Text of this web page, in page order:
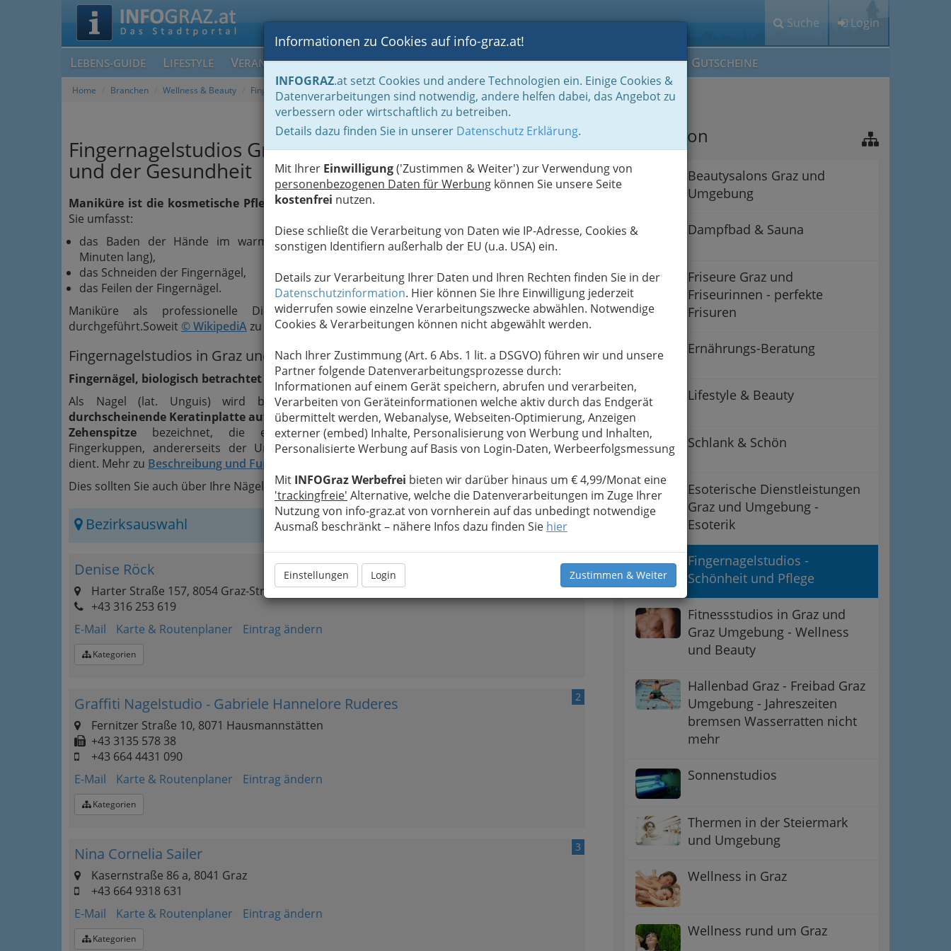
Suche Login
LEBENS-GUIDE LIFESTYLE VERANSTALTUNGEN BLOGS FOTOS GASTRONOMIE BRANCHEN MEIN IG GUTSCHEINE
Informationen zu Cookies auf info-graz.at!
INFOGRAZ.at setzt Cookies und andere Technologien ein. Einige Cookies &
Datenverarbeitungen sind notwendig, andere helfen dabei, das Angebot zu
verbessern oder wirtschaftlich zu betreiben.
Details dazu finden Sie in unserer Datenschutz Erklärung.
Mit Ihrer Einwilligung('Zustimmen & Weiter') zur Verwendung von
personenbezogenen Daten für Werbung können Sie unsere Seite
kostenfrei nutzen.
Diese schließt die Verarbeitung von Daten wie IP-Adresse, Cookies &
sonstigen Identifiern außerhalb der EU (u.a. USA) ein.
Details zur Verarbeitung Ihrer Daten und Ihren Rechten finden Sie in der
Datenschutzinformation. Hier können Sie Ihre Einwilligung jederzeit
widerrufen sowie einzelne Verarbeitungszwecke abwählen. Notwendige
Cookies & Verarbeitungen können nicht abgewählt werden.
Nach Ihrer Zustimmung (Art. 6 Abs. 1 lit. a DSGVO) führen wir und unsere
Partner folgende Datenverarbeitungsprozesse durch:
Informationen auf einem Gerät speichern, abrufen und verarbeiten,
Verarbeiten von Geräteinformationen welche aktiv durch das Endgerät
übermittelt werden, Webanalyse, Webseiten-Optimierung, Anzeigen
externer (embed) Inhalte, Personalisierung von Werbung und Inhalten,
Personalisierte Werbung auf Basis von Login-Daten, Werbeerfolgsmessung
Mit INFOGraz Werbefrei bieten wir darüber hinaus um € 4,99/Monat eine
'trackingfreie' Alternative, welche die Datenverarbeitungen im Zuge Ihrer
Nutzung von info-graz.at von vornherein auf das unbedingt notwendige
Ausmaß beschränkt – nähere Infos dazu finden Sie hier
Einstellungen Login Zustimmen & Weiter
Home Branchen Wellness & Beauty Fingernagelstudios - Schönheit und Pflege
Fingernagelstudios Graz - Fingernägel, Spiegel der Seele
und der Gesundheit
Maniküre ist die kosmetische Pflege und Behandlung der Hände
Sie umfasst:
das Baden der Hände im warmen Seifenwasser (drei bis fünf
Minuten lang),
das Schneiden der Fingernägel,
das Feilen der Fingernägel.
Maniküre als professionelle Dienstleistung wird zum Beispiel in Kosmetikstudios
durchgeführt.Soweit © WikipediAzu dem Thema.
Fingernagelstudios in Graz und Umgebung bieten aber weit mehr!
Fingernägel, biologisch betrachtet
Als Nagel (lat. Unguis) wird bei Primateneine gewölbte,
durchscheinende Keratinplatte auf der Oberseite der Finger- oder
Zehenspitze bezeichnet, die einerseits dem Schutz der
Fingerkuppen, andererseits der Unterstützung der Greiffunktion
dient. Mehr zu Beschreibung und Funktion der Fingernägel
Dies sollten Sie auch über Ihre Nägel wissen: Fingernägel,Spiegel der Seele und der Gesundheit!
Bezirksauswahl Alle Bezirke
1
Denise Röck
Harter Straße 157, 8054 Graz-Straßgang
+43 316 253 619
E-Mail
Karte & Routenplaner Eintrag ändern
Kategorien
2
Graffiti Nagelstudio - Gabriele Hannelore Ruderes
Fernitzer Straße 10, 8071 Hausmannstätten
+43 3135 578 38
+43 664 4431 090
E-Mail
Karte & Routenplaner Eintrag ändern
Kategorien
3
Nina Cornelia Sailer
Kasernstraße 86 a, 8041 Graz
+43 664 9318 631
E-Mail
Karte & Routenplaner Eintrag ändern
Kategorien
Navigation
Beautysalons Graz und
Umgebung
Dampfbad & Sauna
Friseure Graz und
Friseurinnen - perfekte
Frisuren
Ernährungs-Beratung
Lifestyle & Beauty
Schlank & Schön
Esoterische Dienstleistungen
Graz und Umgebung -
Esoterik
Fingernagelstudios -
Schönheit und Pflege
Fitnessstudios in Graz und
Graz Umgebung - Wellness
und Beauty
Hallenbad Graz - Freibad Graz
Umgebung - Jahreszeiten
bremsen Wasserratten nicht
mehr
Sonnenstudios
Thermen in der Steiermark
und Umgebung
Wellness in Graz
Wellness rund um Graz